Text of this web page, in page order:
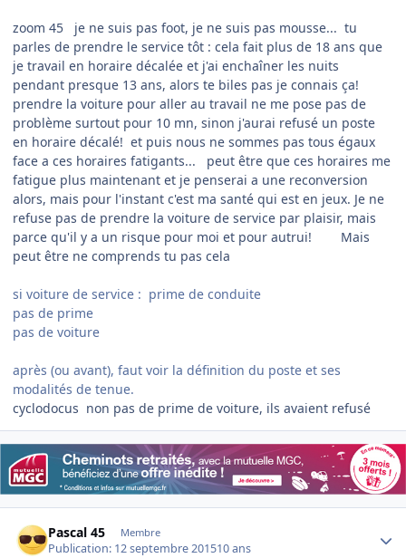
zoom 45 je ne suis pas foot, je ne suis pas mousse... tu
parles de prendre le service tôt : cela fait plus de 18 ans que
je travail en horaire décalée et j'ai enchaîner les nuits
pendant presque 13 ans, alors te biles pas je connais ça!
prendre la voiture pour aller au travail ne me pose pas de
problème surtout pour 10 mn, sinon j'aurai refusé un poste
en horaire décalé! et puis nous ne sommes pas tous égaux
face a ces horaires fatigants... peut être que ces horaires me
fatigue plus maintenant et je penserai a une reconversion
alors, mais pour l'instant c'est ma santé qui est en jeux. Je ne
refuse pas de prendre la voiture de service par plaisir, mais
parce qu'il y a un risque pour moi et pour autrui! Mais
peut être ne comprends tu pas cela
si voiture de service : prime de conduite
pas de prime
pas de voiture
après (ou avant), faut voir la définition du poste et ses
modalités de tenue.
cyclodocus non pas de prime de voiture, ils avaient refusé
Pascal 45 Membre
Publication: 12 septembre 201510 ans